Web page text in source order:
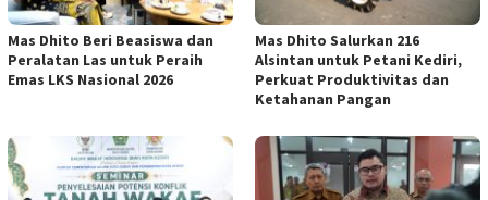
Mas Dhito Beri Beasiswa dan
Peralatan Las untuk Peraih
Emas LKS Nasional 2026
Mas Dhito Salurkan 216
Alsintan untuk Petani Kediri,
Perkuat Produktivitas dan
Ketahanan Pangan